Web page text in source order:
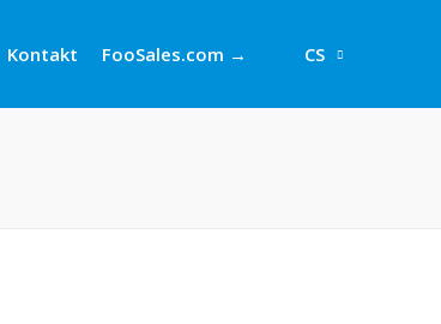
Kontakt FooSales.com → CS